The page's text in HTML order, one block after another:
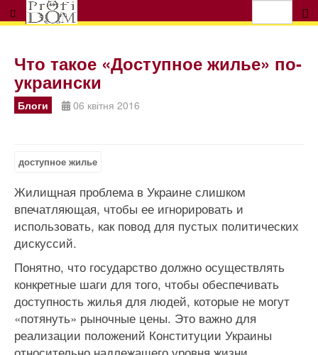
Что такое «Доступное жилье» по-
украински
Блоги 06 квітня 2016
доступное жилье
Жилищная проблема в Украине слишком
впечатляющая, чтобы ее игнорировать и
использовать, как повод для пустых политических
дискуссий.
Понятно, что государство должно осуществлять
конкретные шаги для того, чтобы обеспечивать
доступность жилья для людей, которые не могут
«потянуть» рыночные цены. Это важно для
реализации положений Конституции Украины